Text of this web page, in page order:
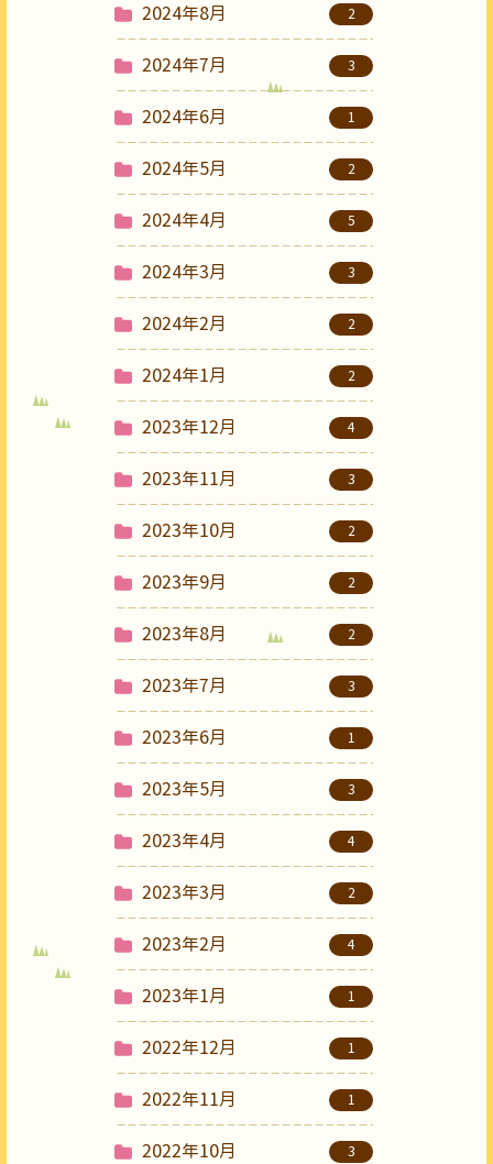
2024年8月 2
2024年7月 3
2024年6月 1
2024年5月 2
2024年4月 5
2024年3月 3
2024年2月 2
2024年1月 2
2023年12月 4
2023年11月 3
2023年10月 2
2023年9月 2
2023年8月 2
2023年7月 3
2023年6月 1
2023年5月 3
2023年4月 4
2023年3月 2
2023年2月 4
2023年1月 1
2022年12月 1
2022年11月 1
2022年10月 3